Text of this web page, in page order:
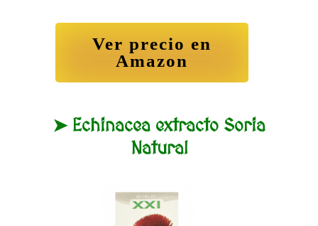
Ver precio en
Amazon
➤ Echinacea extracto Soria
Natural